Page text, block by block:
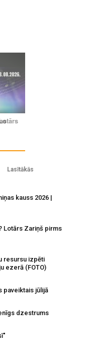
Lasītākās
kauss 2026 |
Lotārs Zariņš pirms
resursu izpēti
ezerā (FOTO)
paveiktais jūlijā
dzestrums